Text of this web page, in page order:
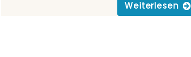
Wei­ter­le­sen